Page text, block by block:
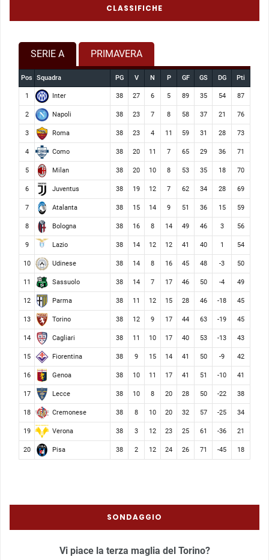
CLASSIFICHE
SERIE A PRIMAVERA
Pos Squadra PG V N P GF GS DG Pti
1 Inter 38 27 6 5 89 35 54 87
2 Napoli 38 23 7 8 58 37 21 76
3 Roma 38 23 4 11 59 31 28 73
4 Como 38 20 11 7 65 29 36 71
5 Milan 38 20 10 8 53 35 18 70
6 Juventus 38 19 12 7 62 34 28 69
7 Atalanta 38 15 14 9 51 36 15 59
8 Bologna 38 16 8 14 49 46 3 56
9 Lazio 38 14 12 12 41 40 1 54
10 Udinese 38 14 8 16 45 48 -3 50
11 Sassuolo 38 14 7 17 46 50 -4 49
12 Parma 38 11 12 15 28 46 -18 45
13 Torino 38 12 9 17 44 63 -19 45
14 Cagliari 38 11 10 17 40 53 -13 43
15 Fiorentina 38 9 15 14 41 50 -9 42
16 Genoa 38 10 11 17 41 51 -10 41
17 Lecce 38 10 8 20 28 50 -22 38
18 Cremonese 38 8 10 20 32 57 -25 34
19 Verona 38 3 12 23 25 61 -36 21
20 Pisa 38 2 12 24 26 71 -45 18
SONDAGGIO
Vi piace la terza maglia del Torino?